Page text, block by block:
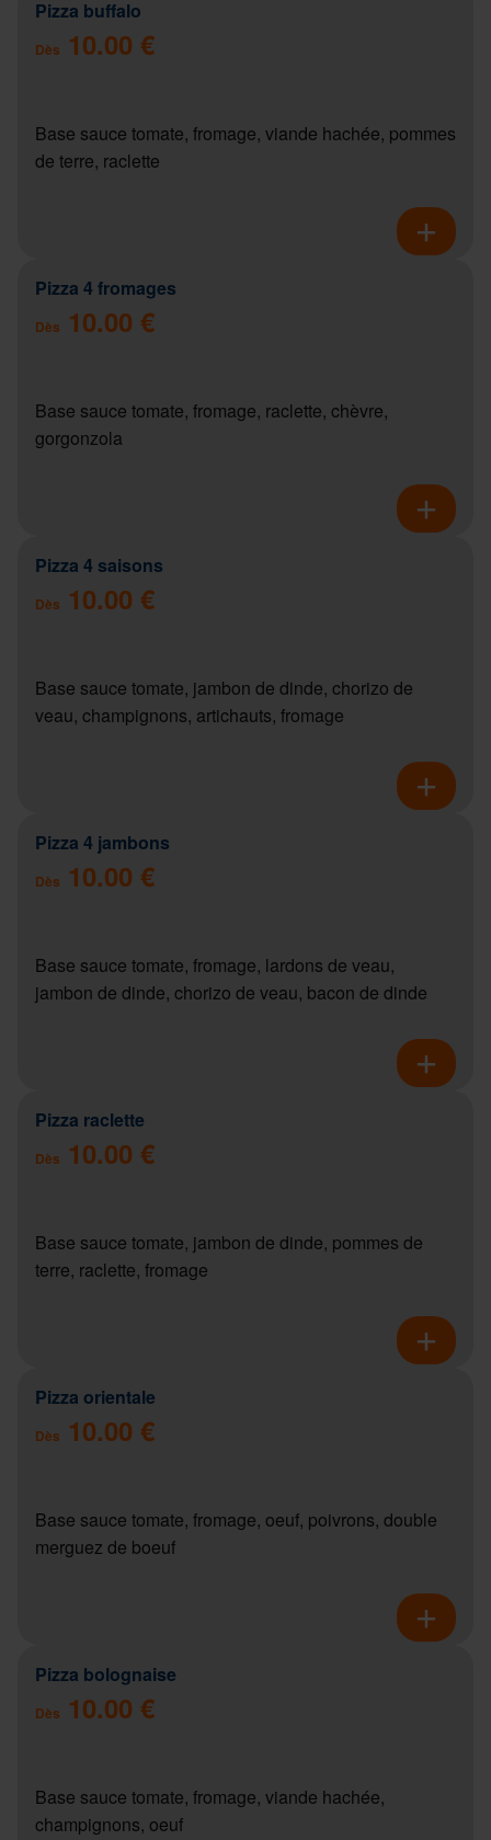
Pizza buffalo
Dès 10.00 €
Base sauce tomate, fromage, viande hachée, pommes
de terre, raclette
Pizza 4 fromages
Dès 10.00 €
Base sauce tomate, fromage, raclette, chèvre,
gorgonzola
Pizza 4 saisons
Dès 10.00 €
Base sauce tomate, jambon de dinde, chorizo de
veau, champignons, artichauts, fromage
Pizza 4 jambons
Dès 10.00 €
Base sauce tomate, fromage, lardons de veau,
jambon de dinde, chorizo de veau, bacon de dinde
Pizza raclette
Dès 10.00 €
Base sauce tomate, jambon de dinde, pommes de
terre, raclette, fromage
Pizza orientale
Dès 10.00 €
Base sauce tomate, fromage, oeuf, poivrons, double
merguez de boeuf
Pizza bolognaise
Dès 10.00 €
Base sauce tomate, fromage, viande hachée,
champignons, oeuf